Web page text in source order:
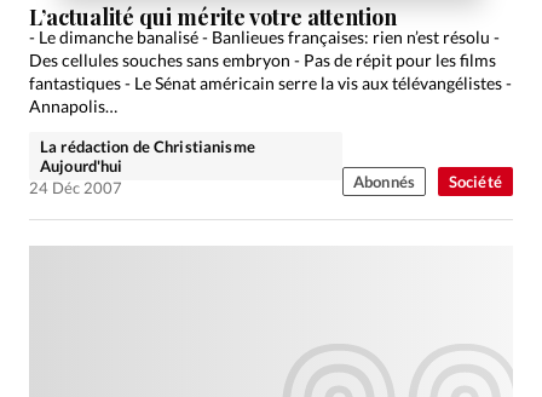
Société
L’actualité qui mérite votre attention
- Le dimanche banalisé - Banlieues françaises: rien n’est résolu -
Des cellules souches sans embryon - Pas de répit pour les films
fantastiques - Le Sénat américain serre la vis aux télévangélistes -
Annapolis…
La rédaction de Christianisme
Aujourd'hui
24 Déc 2007
Abonnés